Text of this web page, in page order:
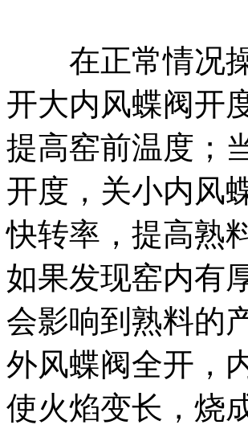
在正常情况操
开大内风蝶阀开
提高窑前温度；
开度，关小内风
快转率，提高熟
如果发现窑内有
会影响到熟料的
外风蝶阀全开，
使火焰变长，烧